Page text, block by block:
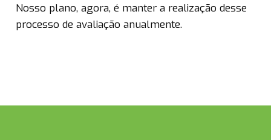
Nosso plano, agora, é manter a realização desse
processo de avaliação anualmente.